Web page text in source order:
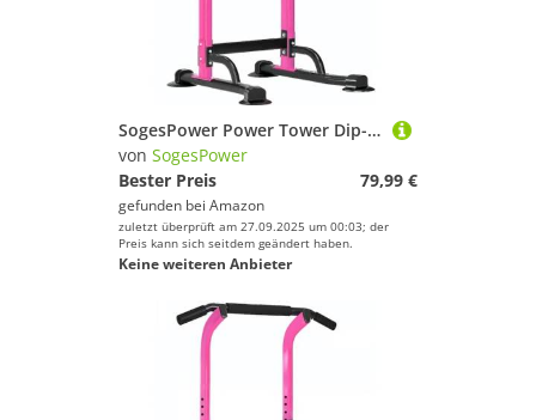
SogesPower Power Tower Dip-Station, Klimmzugstange für Zuhause, Fitnessstudio, verstellbare Höhe, Krafttraining, Workout-Ausrüstung, Klimmzugstange, Rosa
von SogesPower
Bester Preis
79,99 €
gefunden bei Amazon
zuletzt überprüft am 27.09.2025 um 00:03; der
Preis kann sich seitdem geändert haben.
Keine weiteren Anbieter